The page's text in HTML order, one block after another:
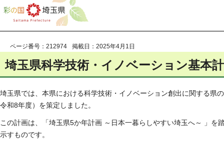
ページ番号：212974 掲載日：2025年4月1日
埼玉県科学技術・イノベーション基本
埼玉県では、本県における科学技術・イノベーション創出に関する県
令和8年度）を策定しました。
この計画は、「埼玉県5か年計画 ～日本一暮らしやすい埼玉へ～ 」
示すものです。